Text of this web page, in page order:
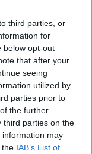
third parties, or
for
below opt-out
that after your
seeing
utilized by
parties prior to
the further
third parties on the
information may
the IAB’s List of
till Bagdad-
har sagt
Det var just
Islamiska